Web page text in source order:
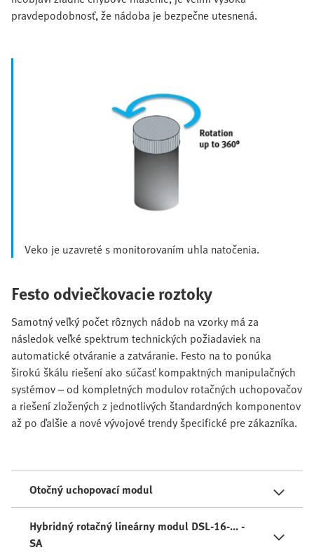
pravdepodobnosť, že nádoba je bezpečne utesnená.
Veko je uzavreté s monitorovaním uhla natočenia.
Festo odviečkovacie roztoky
Samotný veľký počet rôznych nádob na vzorky má za
následok veľké spektrum technických požiadaviek na
automatické otváranie a zatváranie. Festo na to ponúka
širokú škálu riešení ako súčasť kompaktných manipulačných
systémov – od kompletných modulov rotačných uchopovačov
a riešení zložených z jednotlivých štandardných komponentov
až po ďalšie a nové vývojové trendy špecifické pre zákazníka.
Otočný uchopovací modul
Hybridný rotačný lineárny modul DSL-16-... -
SA